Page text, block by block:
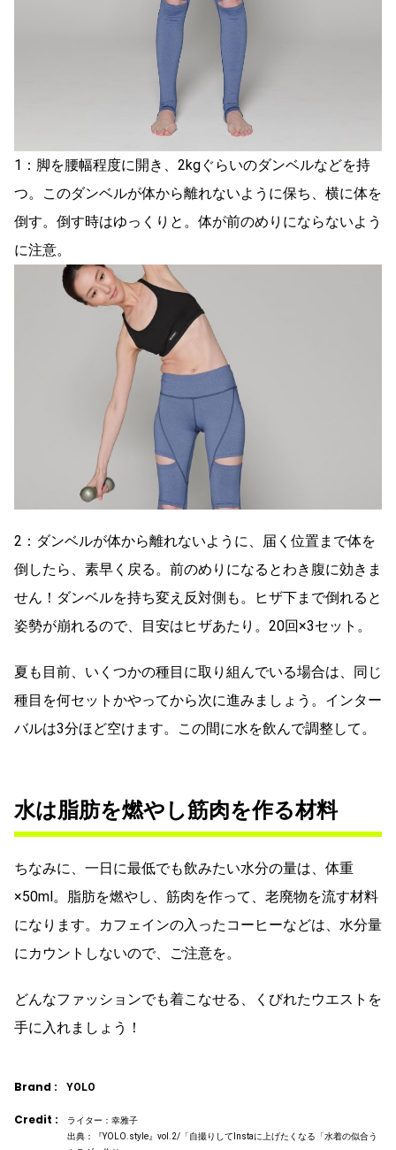
1：脚を腰幅程度に開き、2kgぐらいのダンベルなどを持
つ。このダンベルが体から離れないように保ち、横に体を
倒す。倒す時はゆっくりと。体が前のめりにならないよう
に注意。
2：ダンベルが体から離れないように、届く位置まで体を
倒したら、素早く戻る。前のめりになるとわき腹に効きま
せん！ダンベルを持ち変え反対側も。ヒザ下まで倒れると
姿勢が崩れるので、目安はヒザあたり。20回×3セット。
夏も目前、いくつかの種目に取り組んでいる場合は、同じ
種目を何セットかやってから次に進みましょう。インター
バルは3分ほど空けます。この間に水を飲んで調整して。
水は脂肪を燃やし筋肉を作る材料
ちなみに、一日に最低でも飲みたい水分の量は、体重
×50ml。脂肪を燃やし、筋肉を作って、老廃物を流す材料
になります。カフェインの入ったコーヒーなどは、水分量
にカウントしないので、ご注意を。
どんなファッションでも着こなせる、くびれたウエストを
手に入れましょう！
Brand : YOLO
Credit :
ライター：幸雅子
出典：『YOLO.style』vol.2/「自撮りしてInstaに上げたくなる「水着の似合う